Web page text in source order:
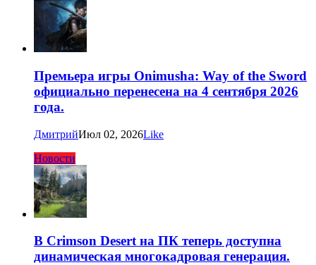
Премьера игры Onimusha: Way of the Sword
официально перенесена на 4 сентября 2026
года.
ДмитрийИюл 02, 2026Like
Новости
В Crimson Desert на ПК теперь доступна
динамическая многокадровая генерация.